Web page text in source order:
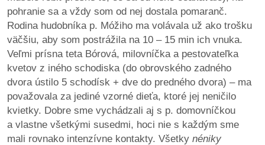
nás
podporili
nás
autorské
zázemie
kontaktujte
nás
pohranie sa a vždy som od nej dostala pomaranč.
Rodina hudobníka p. Móžiho ma volávala už ako trošku
väčšiu, aby som postrážila na 10 – 15 min ich vnuka.
Veľmi prísna teta Bórová, milovníčka a pestovateľka
kvetov z iného schodiska (do obrovského zadného
dvora ústilo 5 schodísk + dve do predného dvora) – ma
považovala za jediné vzorné dieťa, ktoré jej neničilo
kvietky. Dobre sme vychádzali aj s p. domovníčkou
a vlastne všetkými susedmi, hoci nie s každým sme
mali rovnako intenzívne kontakty. Všetky néniky